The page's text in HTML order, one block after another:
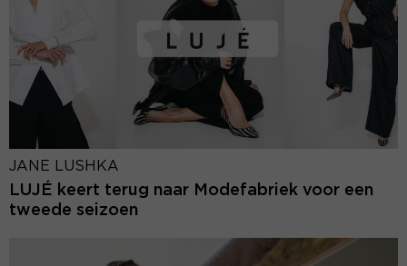
JANE LUSHKA
LUJÉ keert terug naar Modefabriek voor een
tweede seizoen